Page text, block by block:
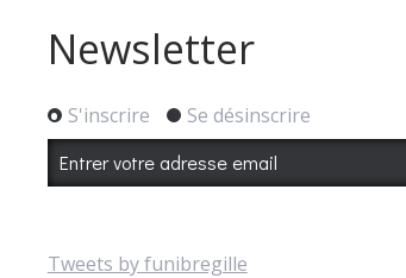
Newsletter
S'inscrire Se désinscrire
Tweets by funibregille